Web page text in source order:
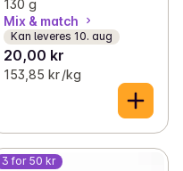
130 g
Mix & match
Kan leveres 10. aug
20,00 kr
153,85 kr /kg
3 for 50 kr